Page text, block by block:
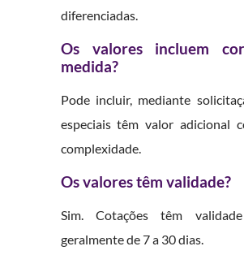
diferenciadas.
Os valores incluem
medida?
Pode incluir, mediante
especiais têm valor adicional
complexidade.
Os valores têm validade?
Sim. Cotações têm
geralmente de 7 a 30 dias.